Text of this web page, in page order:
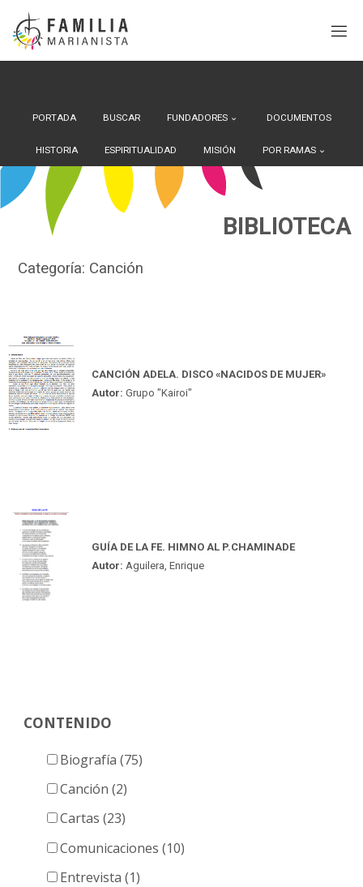
Saltar
contenido
PORTADA BUSCAR FUNDADORES DOCUMENTOS
HISTORIA ESPIRITUALIDAD MISIÓN POR RAMAS
BIBLIOTECA
Categoría: Canción
CANCIÓN ADELA. DISCO «NACIDOS DE MUJER»
Autor: Grupo "Kairoi"
GUÍA DE LA FE. HIMNO AL P.CHAMINADE
Autor: Aguilera, Enrique
CONTENIDO
Biografía (75)
Canción (2)
Cartas (23)
Comunicaciones (10)
Entrevista (1)